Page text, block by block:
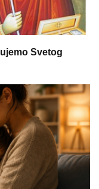
Svetog